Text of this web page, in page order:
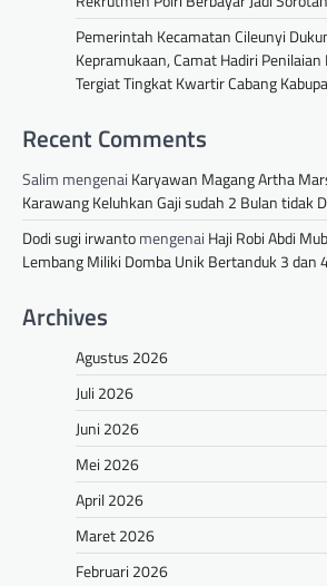
Pemerintah Kecamatan Cileunyi
Kepramukaan, Camat Hadiri
Tergiat Tingkat Kwartir Cabang
Recent Comments
Salim mengenai Karyawan Magang Artha
Karawang Keluhkan Gaji sudah 2 Bulan tidak
Dodi sugi irwantomengenai Haji Robi Abdi
Lembang Miliki Domba Unik Bertanduk 3 dan
Archives
Agustus 2026
Juli 2026
Juni 2026
Mei 2026
April 2026
Maret 2026
Februari 2026